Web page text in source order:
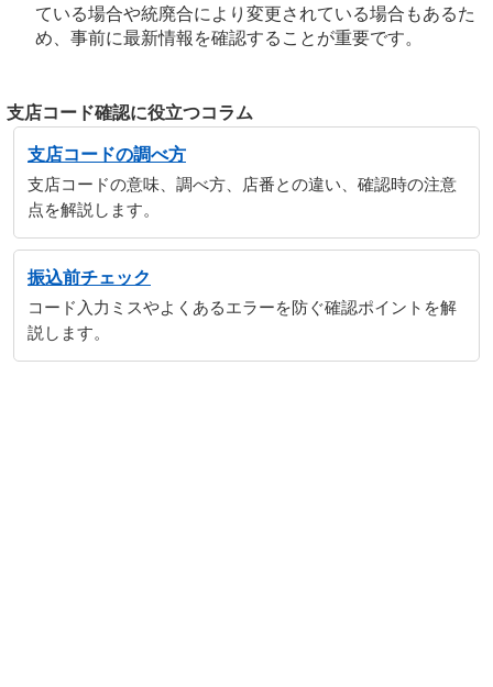
ている場合や統廃合により変更されている場合もあるた
め、事前に最新情報を確認することが重要です。
支店コード確認に役立つコラム
支店コードの調べ方
支店コードの意味、調べ方、店番との違い、確認時の注意
点を解説します。
振込前チェック
コード入力ミスやよくあるエラーを防ぐ確認ポイントを解
説します。